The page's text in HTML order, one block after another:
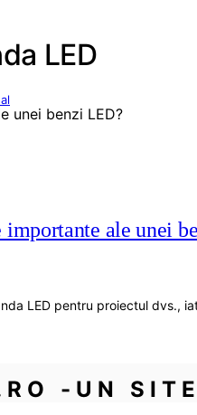
LED
ale unei
LED pentru proiectul dvs.,